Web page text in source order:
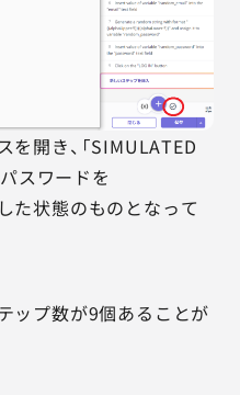
開き、「SIMULATED
スワードを
た状態のものとなって
ップ数が9個あることが